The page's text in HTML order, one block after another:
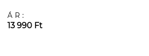
ÁR:
13 990 Ft